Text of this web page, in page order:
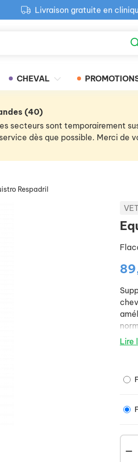
Livraison gratuite en
Retour produit gratuit
CHEVAL
(40)
secteurs sont temporairement
dès que possible. Merci de
Respadril
Lire